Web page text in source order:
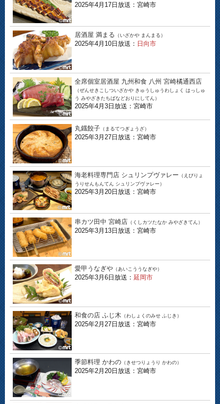
2025年4月17日放送：宮崎市
居酒屋 満まる （いざかや まんまる）
2025年4月10日放送： 日向市
全席個室居酒屋 九州和食 八州 宮崎橘通西店
（ぜんせきこしついざかや きゅうしゅうわしょく はっしゅ
う みやざきたちばなどおりにしてん）
2025年4月3日放送：宮崎市
丸鐡餃子 （まるてつぎょうざ）
2025年3月27日放送：宮崎市
海老料理専門店 シュリンプヴァレー （えびりょ
うりせんもんてん シュリンプヴァレー）
2025年3月20日放送：宮崎市
串カツ田中 宮崎店 （くしカツたなか みやざきてん）
2025年3月13日放送：宮崎市
愛甲うなぎや （あいこううなぎや）
2025年3月6日放送： 延岡市
和食の店 ふじ木 （わしょくのみせ ふじき）
2025年2月27日放送：宮崎市
季節料理 かわの （きせつりょうり かわの）
2025年2月20日放送：宮崎市